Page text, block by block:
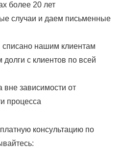
более 20 лет
случаи и даем письменные
списано нашим клиентам
с клиентов по всей
вне зависимости от
процесса
консультацию по